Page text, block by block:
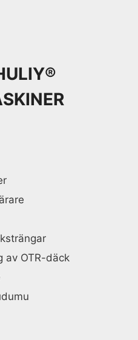
av OTR-däck